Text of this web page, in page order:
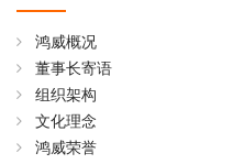
鸿威概况
董事长寄语
组织架构
文化理念
鸿威荣誉